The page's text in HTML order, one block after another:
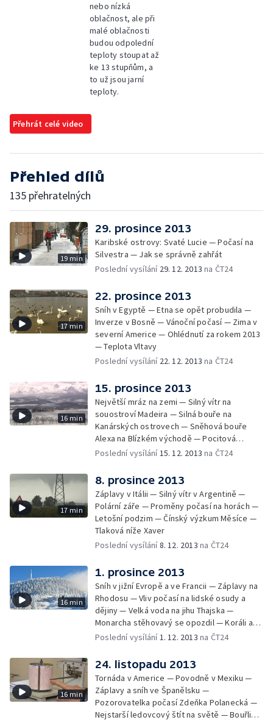
nebo nízká
oblačnost, ale při
malé oblačnosti
budou odpolední
teploty stoupat až
ke 13 stupňům, a
to už jsou jarní
teploty.
Přehrát celé video
Přehled dílů
135 přehratelných
19 min
29. prosince 2013
Karibské ostrovy: Svaté Lucie — Počasí na
Silvestra — Jak se správně zahřát
Poslední vysílání 29. 12. 2013 na ČT24
17 min
22. prosince 2013
Sníh v Egyptě — Etna se opět probudila —
Inverze v Bosně — Vánoční počasí — Zima v
severní Americe — Ohlédnutí za rokem 2013
— Teplota Vltavy
Poslední vysílání 22. 12. 2013 na ČT24
16 min
15. prosince 2013
Největší mráz na zemi — Silný vítr na
souostroví Madeira — Silná bouře na
Kanárských ostrovech — Sněhová bouře
Alexa na Blízkém východě — Pocitová
teplota — Teploty v Severní Americe — Klima
Poslední vysílání15. 12. 2013 na ČT24
17 min
8. prosince 2013
Záplavy v Itálii — Silný vítr v Argentině —
Polární záře — Proměny počasí na horách —
Letošní podzim — Čínský výzkum Měsíce —
Tlaková níže Xaver
Poslední vysílání8. 12. 2013 na ČT24
16 min
1. prosince 2013
Sníh v jižní Evropě a ve Francii — Záplavy na
Rhodosu — Vliv počasí na lidské osudy a
dějiny — Velká voda na jihu Thajska —
Monarcha stěhovavý se opozdil — Koráli a
oteplování mořské vody
Poslední vysílání1. 12. 2013 na ČT24
16 min
24. listopadu 2013
Tornáda v Americe — Povodně v Mexiku —
Záplavy a sníh ve Španělsku —
Pozorovatelka počasí Zdeňka Polanecká —
Nejstarší ledovcový štít na světě — Bouřlivý